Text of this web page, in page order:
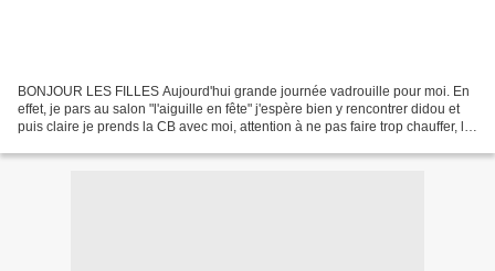
BONJOUR LES FILLES Aujourd'hui grande journée vadrouille pour moi. En
effet, je pars au salon "l'aiguille en fête" j'espère bien y rencontrer didou et
puis claire je prends la CB avec moi, attention à ne pas faire trop chauffer, lol